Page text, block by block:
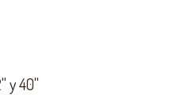
y 40"